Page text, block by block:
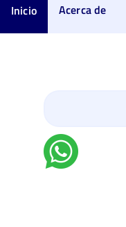
Inicio Acerca de